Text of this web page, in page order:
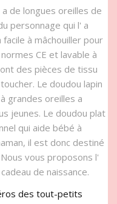
de longues oreilles de
personnage qui l' a
à mâchouiller pour
CE et lavable à
des pièces de tissu
Le doudou lapin
grandes oreilles a
jeunes. Le doudou plat
qui aide bébé à
il est donc destiné
vous proposons l'
de naissance.
des tout-petits